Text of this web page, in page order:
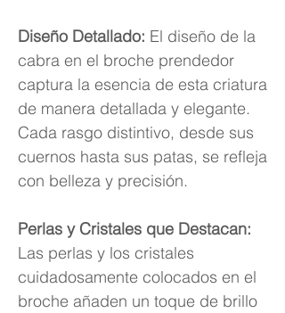
Diseño Detallado: El diseño de la
cabra en el broche prendedor
captura la esencia de esta criatura
de manera detallada y elegante.
Cada rasgo distintivo, desde sus
cuernos hasta sus patas, se refleja
con belleza y precisión.
Perlas y Cristales que Destacan:
Las perlas y los cristales
cuidadosamente colocados en el
broche añaden un toque de brillo